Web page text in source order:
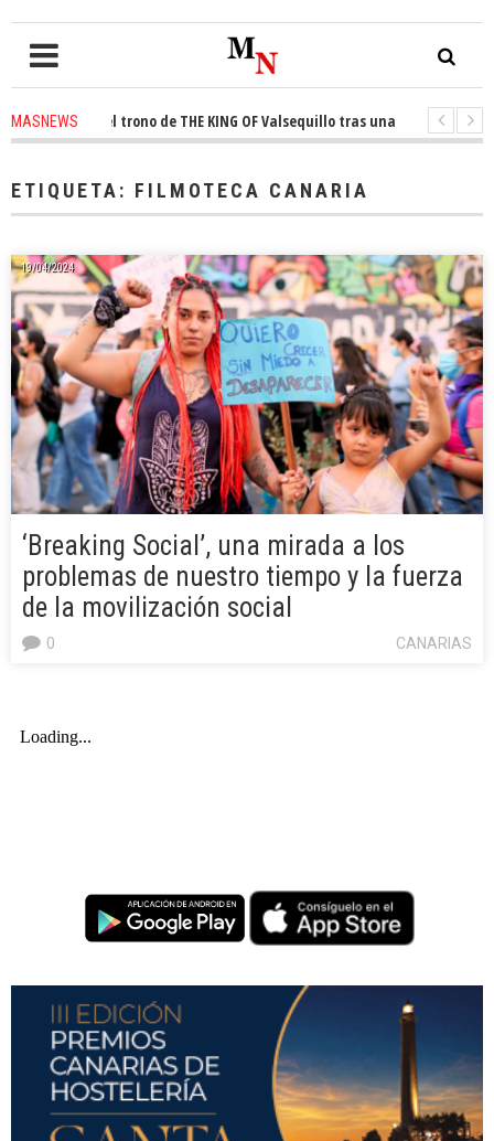
MASNEWSel trono de THE KING OF Valsequillo tras una jornada de
ETIQUETA: FILMOTECA CANARIA
19/04/2024
‘Breaking Social’, una mirada a los
problemas de nuestro tiempo y la fuerza
de la movilización social
CANARIAS
0